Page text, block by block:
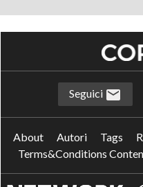
Seguici
About Autori Tags
Terms&Conditions